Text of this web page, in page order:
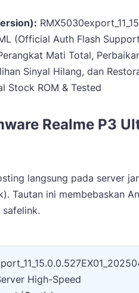
(Official Auth Flash
Mati Total,
Sinyal Hilang, dan
Stock ROM & Tested
Realme P3
langsung pada server
Tautan ini membebaskan
High-Speed